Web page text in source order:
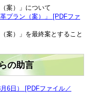
案）」について
プラン（案）」 [PDFファ
）」を最終案とすること
の助言
6日） [PDFファイル／